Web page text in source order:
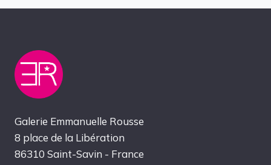
Galerie Emmanuelle Rousse
8 place de la Libération
86310 Saint-Savin - France